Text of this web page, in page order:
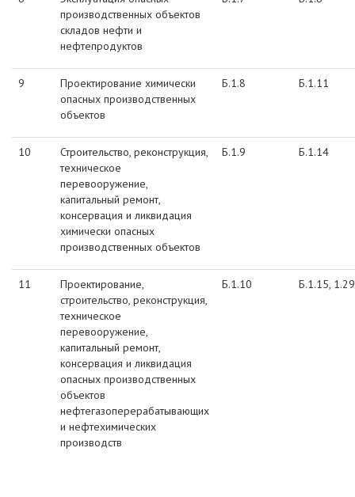
производственных объектов
складов нефти и
нефтепродуктов
9
Проектирование химически
опасных производственных
объектов
Б.1.8 Б.1.11
10
Строительство, реконструкция,
техническое
перевооружение,
капитальный ремонт,
консервация и ликвидация
химически опасных
производственных объектов
Б.1.9 Б.1.14
11
Проектирование,
строительство, реконструкция,
техническое
перевооружение,
капитальный ремонт,
консервация и ликвидация
опасных производственных
объектов
нефтегазоперерабатывающих
и нефтехимических
производств
Б.1.10 Б.1.15, 1.29